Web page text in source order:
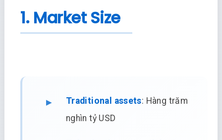
1. Market Size
Traditional assets: Hàng trăm
nghìn tỷ USD